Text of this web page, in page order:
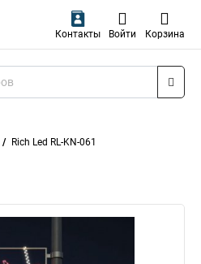
Контакты Войти Корзина
Rich Led RL-KN-061